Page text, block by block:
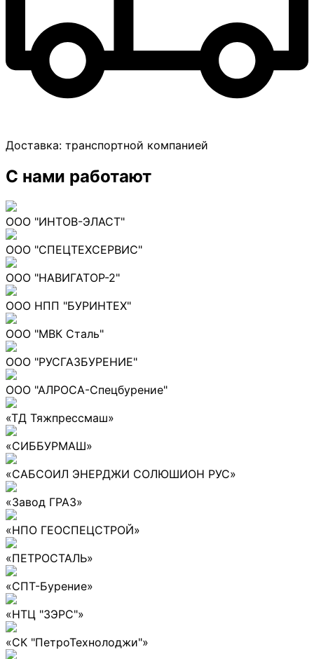
Доставка: транспортной компанией
С нами работают
ООО "ИНТОВ-ЭЛАСТ"
ООО "СПЕЦТЕХСЕРВИС"
ООО "НАВИГАТОР-2"
ООО НПП "БУРИНТЕХ"
ООО "МВК Сталь"
ООО "РУСГАЗБУРЕНИЕ"
ООО "АЛРОСА-Спецбурение"
«ТД Тяжпрессмаш»
«СИББУРМАШ»
«САБСОИЛ ЭНЕРДЖИ СОЛЮШИОН РУС»
«Завод ГРАЗ»
«НПО ГЕОСПЕЦСТРОЙ»
«ПЕТРОСТАЛЬ»
«СПТ-Бурение»
«НТЦ "ЗЭРС"»
«СК "ПетроТехнолоджи"»